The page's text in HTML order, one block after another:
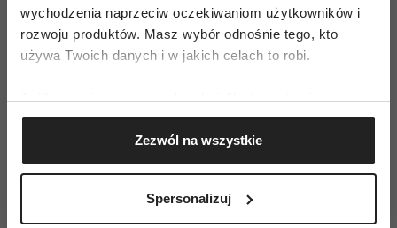
wychodzenia naprzeciw oczekiwaniom użytkowników i
rozwoju produktów. Masz wybór odnośnie tego, kto
używa Twoich danych i w jakich celach to robi.
Jeśli wyrazisz na to zgodę, chcielibyśmy również:
Gromadzić dane dotyczące Twojej lokalizacji
geograficznej z dokładnością nawet do kilku metrów
Identyfikować Twoje urządzenie, aktywnie
(fingerprinting, czyli wirtualny odcisk palca)
Zezwól na wszystkie
Spersonalizuj
4. W Polsce kształci się świetnych
programistów…
najlepszych nacji programistycznych,
ogłoszonym przez serwis HackerRank.
Zestawienie przygotowano w oparciu o ponad
1,4 mln wyników zadań programistycznych, jakie
udostępnia HackerRank. Ustępujemy tylko